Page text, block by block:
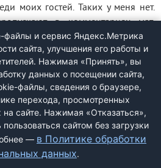
моих гостей. Таких у меня нет.
в комментариях мат,
извращенцев? Зачем
в помойку??? Такие материалы
нужно будут ...
ЖАЛОБУ
КОНТАКТЫ
и сервис Яндекс.Метрика
сайта, улучшения его работы и
Нажимая «Принять», вы
данных о посещении сайта,
файлы, сведения о браузере,
перехода, просмотренных
на сайте. Нажимая «Отказаться»,
сайтом без загрузки
— в Политике обработки
данных.